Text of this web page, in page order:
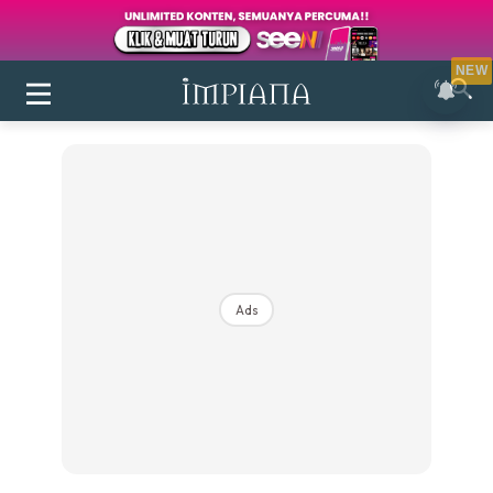
Login|Register
Ads
NEW